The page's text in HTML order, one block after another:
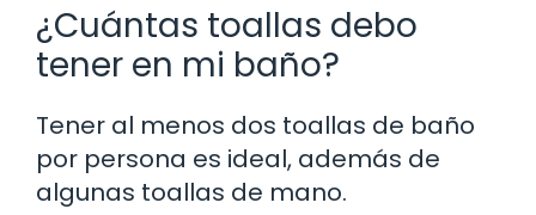
¿Cuántas toallas debo
tener en mi baño?
Tener al menos dos toallas de baño
por persona es ideal, además de
algunas toallas de mano.